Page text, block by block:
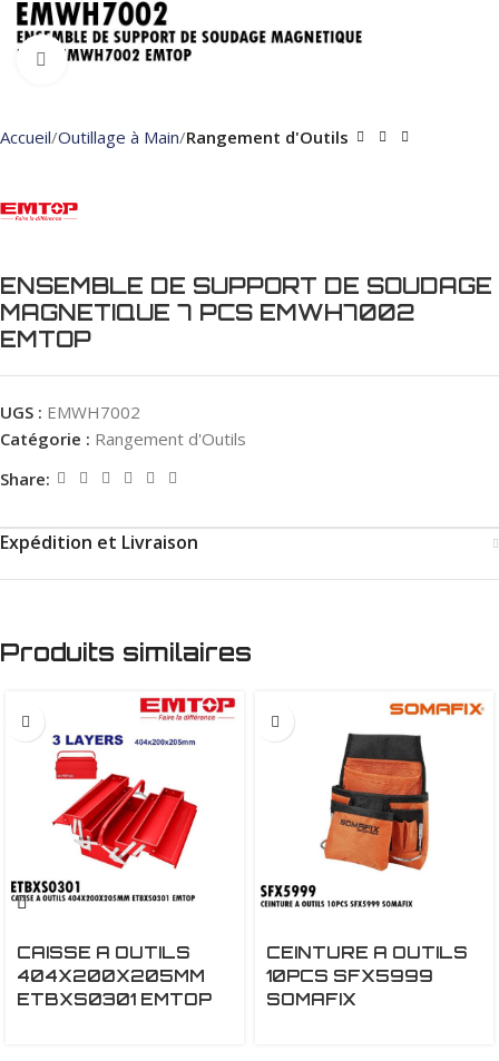
Click to enlarge
Accueil Outillage à Main Rangement d'Outils
ENSEMBLE DE SUPPORT DE SOUDAGE
MAGNETIQUE 7 PCS EMWH7002
EMTOP
UGS : EMWH7002
Catégorie : Rangement d'Outils
Share:
Expédition et Livraison
Produits similaires
CAISSE A OUTILS
404X200X205MM
ETBXS0301 EMTOP
CEINTURE A OUTILS
10PCS SFX5999
SOMAFIX